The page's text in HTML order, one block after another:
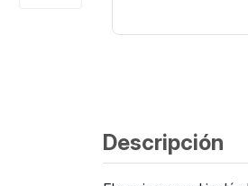
Descripción